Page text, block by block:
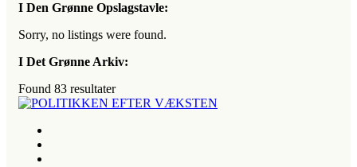
I Den Grønne Opslagstavle:
Sorry, no listings were found.
I Det Grønne Arkiv:
Found 83 resultater